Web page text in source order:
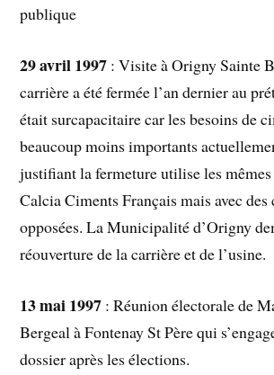
publique
29 avril 1997 : Visite à Origny Sainte
carrière a été fermée l’an dernier au
était surcapacitaire car les besoins de
beaucoup moins importants
justifiant la fermeture utilise les mêmes
Calcia Ciments Français mais avec
opposées. La Municipalité d’Origny
réouverture de la carrière et de l’usine.
13 mai 1997 : Réunion électorale de
Bergeal à Fontenay St Père qui
dossier après les élections.